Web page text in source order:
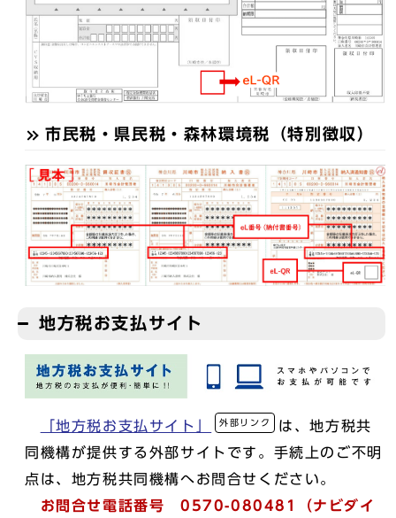
市民税・県民税・森林環境税（特別徴収）
地方税お支払サイト
「地方税お支払サイト」 外部リンク
は、地方税共
同機構が提供する外部サイトです。手続上のご不明
点は、地方税共同機構へお問合せください。
お問合せ電話番号 0570-080481（ナビダイ